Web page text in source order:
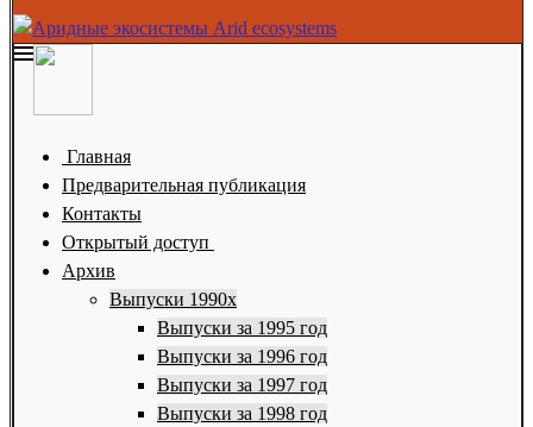
Главная
Предварительная публикация
Контакты
Открытый доступ
Архив
Выпуски 1990х
Выпуски за 1995 год
Выпуски за 1996 год
Выпуски за 1997 год
Выпуски за 1998 год